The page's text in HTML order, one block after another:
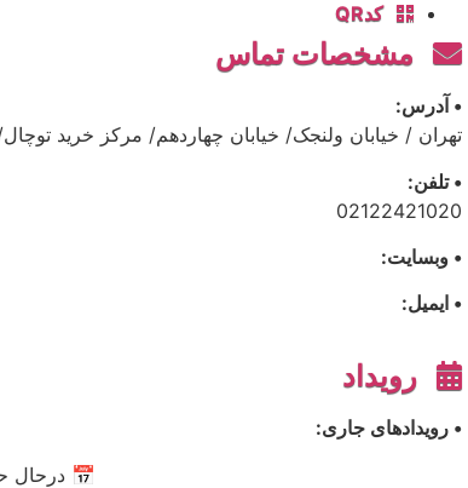
کدQR
مشخصات تماس
• آدرس:
تهران / خیابان ولنجک/ خیابان چهاردهم/ مرکز خرید
• تلفن:
02122421020
• وبسایت:
• ایمیل:
رویداد
• رویدادهای جاری:
📅 درحال